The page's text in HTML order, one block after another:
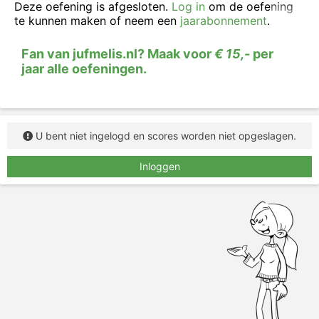
persoonsvormen groen.
Deze oefening is afgesloten. Log in om de oefening
te kunnen maken of neem een jaarabonnement.
Fan van jufmelis.nl? Maak voor€ 15,- per
jaar alle oefeningen.
U bent niet ingelogd en scores worden niet opgeslagen.
Inloggen